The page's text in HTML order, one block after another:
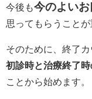
今後も今のよい
思ってもらうことが
そのために、終了カ
初診時と治療終了
ことから始めます。